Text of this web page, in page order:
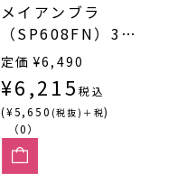
メイアンブラ
（SP608FN）3/4
カップ寄せ上げ
定価 ¥6,490
¥6,215 税込
(¥5,650 (税抜)＋税)
（0）